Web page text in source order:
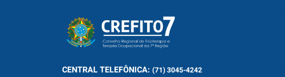
CENTRALTELEFÔNICA: (71) 3045-4242